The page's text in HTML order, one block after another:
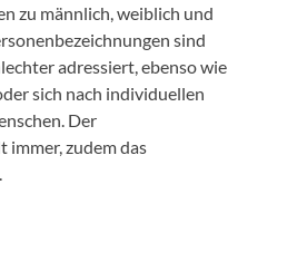
zu männlich, weiblich und
sind
adressiert, ebenso wie
sich nach individuellen
Der
immer, zudem das